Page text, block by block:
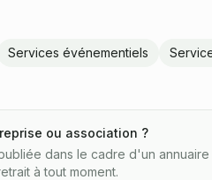
Services événementiels
ou association ?
dans le cadre d'un
à tout moment.